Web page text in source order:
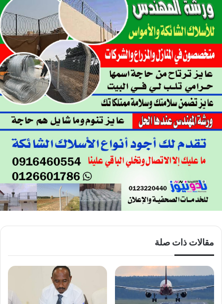
مقالات ذات صلة